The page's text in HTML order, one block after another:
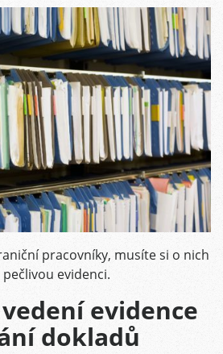
pracovníky, musíte si o nich
evidenci.
evidence
dokladů